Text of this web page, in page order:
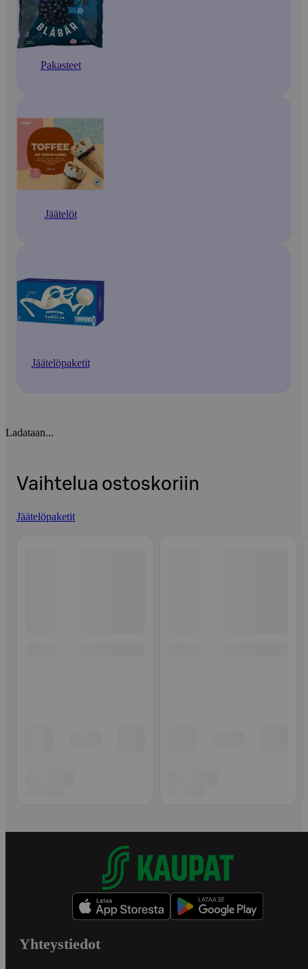
Pakasteet
Jäätelöt
Jäätelöpaketit
Ladataan...
Vaihtelua ostoskoriin
Jäätelöpaketit
Yhteystiedot